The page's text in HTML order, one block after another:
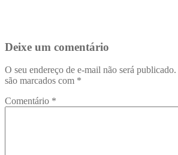
Deixe um comentário
O seu endereço de e-mail não será publicado.
são marcados com *
Comentário *